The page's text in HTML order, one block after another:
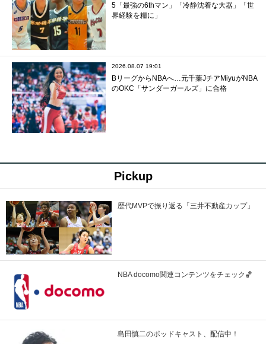
5「最強の6thマン」「冷静沈着な大器」「世
界経験を糧に」
2026.08.07 19:01
BリーグからNBAへ…元千葉JチアMiyuがNBA
のOKC「サンダーガールズ」に合格
Pickup
歴代MVPで振り返る「三井不動産カップ」
NBA docomo関連コンテンツをチェック🏀
島田慎二のポッドキャスト、配信中！